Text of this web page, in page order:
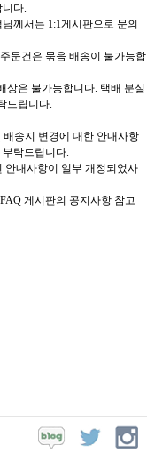
다.
께서는 1:1게시판으로 문의
문건은 묶음 배송이 불가능합
상은 불가능합니다. 택배 분실
드립니다.
송지 변경에 대한 안내사항
탁드립니다.
안내사항이 일부 개정되었사
게시판의 공지사항 참고